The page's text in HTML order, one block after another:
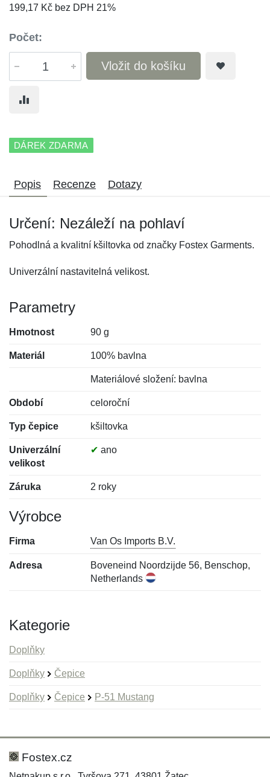
199,17 Kč bez DPH 21%
Počet:
Vložit do košíku
DÁREK ZDARMA
Popis Recenze Dotazy
Určení: Nezáleží na pohlaví
Pohodlná a kvalitní kšiltovka od značky Fostex Garments.
Univerzální nastavitelná velikost.
Parametry
Hmotnost 90 g
Materiál 100% bavlna
Materiálové složení: bavlna
Období celoroční
Typ čepice kšiltovka
Univerzální
velikost
✔ ano
Záruka 2 roky
Výrobce
Firma Van Os Imports B.V.
Adresa
Boveneind Noordzijde 56, Benschop,
Netherlands
Kategorie
Doplňky
Doplňky Čepice
Doplňky Čepice P-51 Mustang
Hodnocení:
Jméno:
Fostex.cz